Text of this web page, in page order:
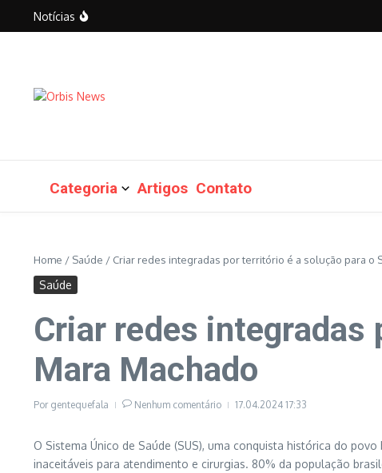
Ir para o conteúdo
Notícias
Categoria Artigos Contato
Home / Saúde / Criar redes integradas por território é a solução para o
Saúde
Criar redes integradas
Mara Machado
Por gentequefala Nenhum comentário 17.04.2024 17:33
O Sistema Único de Saúde (SUS), uma conquista histórica do
inaceitáveis para atendimento e cirurgias. 80% da população